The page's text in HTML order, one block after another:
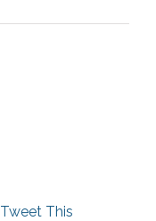
Tweet This